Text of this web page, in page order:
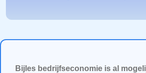
Bijles bedrijfseconomie is al